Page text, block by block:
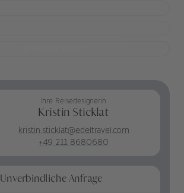
Ihre Reisedesignerin
Kristin Sticklat
kristin.sticklat@edeltravel.com
+49 211 8680680
Unverbindliche Anfrage